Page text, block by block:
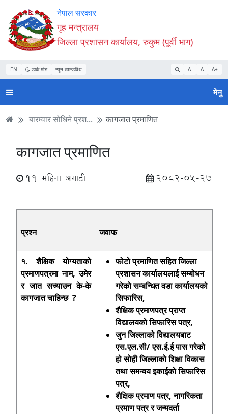
Accessibility
Mode
सुरु
गर्नुहोस्
सामाग्री
पढ्नुहाेस्
नेभिगेसन
पढ्नुहाेस्
वेबसाइट
खोजमा
जानुहोस्
नेपाल सरकार
गृह मन्त्रालय
जिल्ला प्रशासन कार्यालय, रुकुम (पूर्वी भाग)
EN डार्क मोड न्यून व्यान्डविथ A- A A+
मेनु
बारम्वार सोधिने प्रश... कागजात प्रमाणित
कागजात प्रमाणित
11 महिना अगाडी 2082-05-27
प्रश्न जवाफ
१. शैक्षिक योग्यताको
प्रमाणपत्रमा नाम, उमेर
र जात सच्याउन के-के
कागजात चाहिन्छ ?
फोटो प्रमाणित सहित जिल्ला
प्रशासन कार्यालयलाई सम्बोधन
गरेको सम्बन्धित वडा कार्यालयको
सिफारिस,
शैक्षिक प्रमाणपत्र प्राप्त
विद्यालयको सिफारिस पत्र,
जुन जिल्लाको विद्यालयबाट
एस.एल.सी/ एस.ई.ई पास गरेको
हो सोही जिल्लाको शिक्षा विकास
तथा समन्वय इकाईको सिफारिस
पत्र,
शैक्षिक प्रमाण पत्र, नागरिकता
प्रमाण पत्र र जन्मदर्ता